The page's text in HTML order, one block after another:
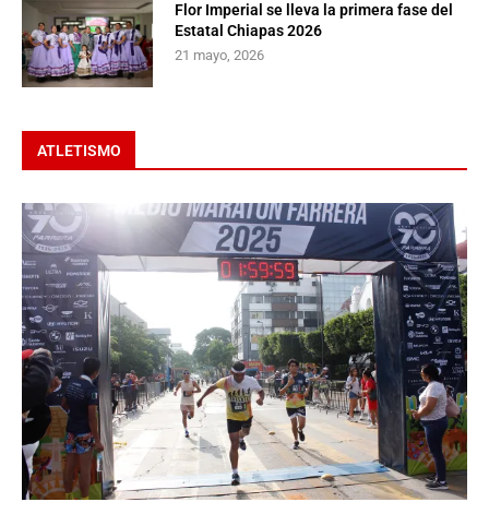
Flor Imperial se lleva la primera fase del
Estatal Chiapas 2026
21 mayo, 2026
ATLETISMO